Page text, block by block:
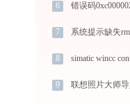
6 错误码
7 系统提示缺失
8
9